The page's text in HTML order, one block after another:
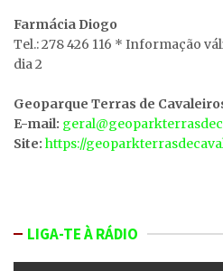
Farmácia Diogo
Tel.: 278 426 116 * Informação
dia 2
Geoparque Terras de
E-mail:
Site: https://
LIGA-TE À RÁDIO